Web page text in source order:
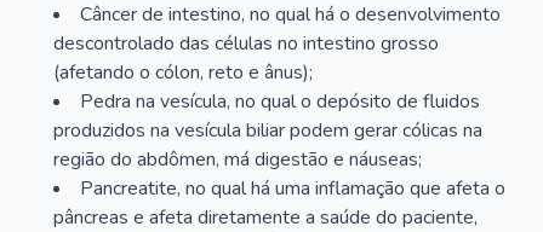
Câncer de intestino, no qual há o desenvolvimento
descontrolado das células no intestino grosso
(afetando o cólon, reto e ânus);
Pedra na vesícula, no qual o depósito de fluidos
produzidos na vesícula biliar podem gerar cólicas na
região do abdômen, má digestão e náuseas;
Pancreatite, no qual há uma inflamação que afeta o
pâncreas e afeta diretamente a saúde do paciente,